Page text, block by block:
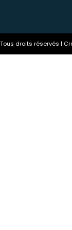
droits réservés |